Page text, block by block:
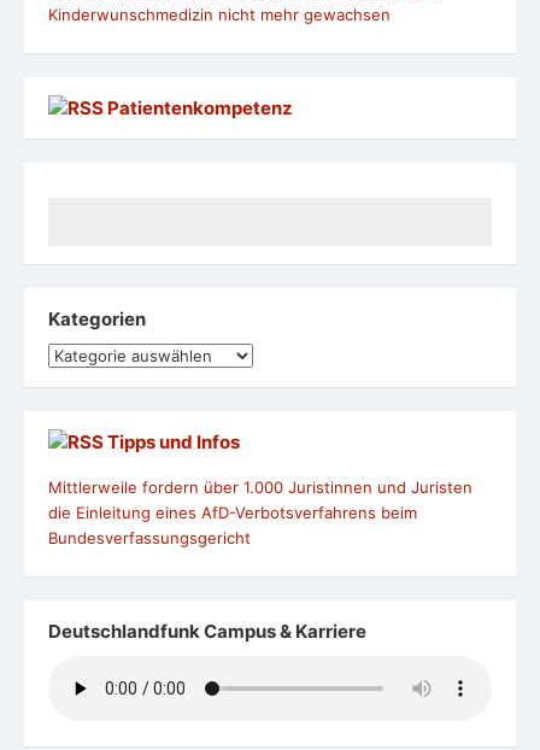
Kinderwunschmedizin nicht mehr gewachsen
Patientenkompetenz
Kategorien
Kategorien
Tipps und Infos
Mittlerweile fordern über 1.000 Juristinnen und Juristen
die Einleitung eines AfD-Verbotsverfahrens beim
Bundesverfassungsgericht
Deutschlandfunk Campus & Karriere